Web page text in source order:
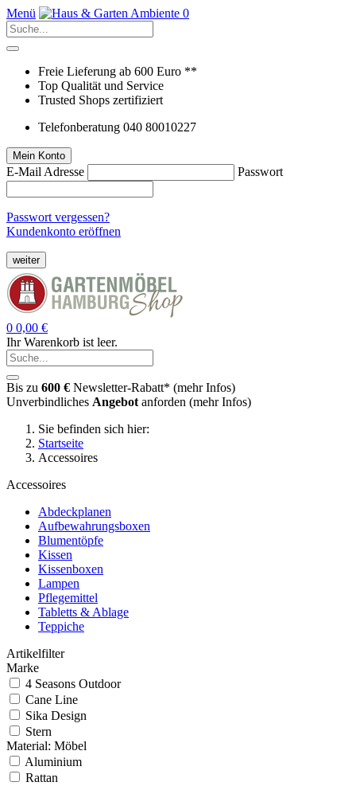
Menü 0
Freie Lieferung ab 600 Euro **
Top Qualität und Service
Trusted Shops zertifiziert
Telefonberatung 040 80010227
Mein Konto
E-Mail Adresse Passwort
Passwort vergessen?
Kundenkonto eröffnen
weiter
0 0,00 €
Ihr Warenkorb ist leer.
Bis zu 600 € Newsletter-Rabatt* (mehr Infos)
Unverbindliches Angebot anforden (mehr Infos)
Sie befinden sich hier:
Startseite
Accessoires
Accessoires
Abdeckplanen
Aufbewahrungsboxen
Blumentöpfe
Kissen
Kissenboxen
Lampen
Pflegemittel
Tabletts & Ablage
Teppiche
Artikelfilter
Marke
4 Seasons Outdoor
Cane Line
Sika Design
Stern
Material: Möbel
Aluminium
Rattan